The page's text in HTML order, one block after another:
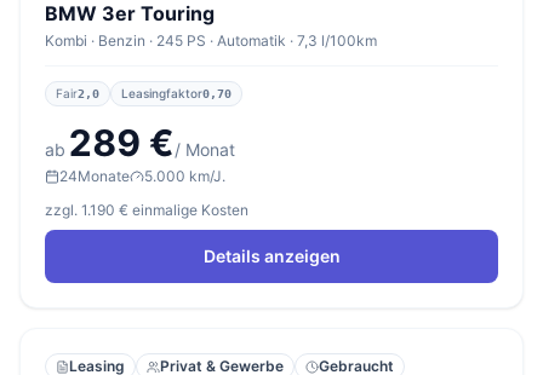
BMW 3er Touring
Kombi · Benzin · 245 PS · Automatik · 7,3 l/100km
Fair2,0 Leasingfaktor0,70
ab 289 €/ Monat
24Monate
5.000 km/J.
zzgl. 1.190 € einmalige Kosten
Details anzeigen
Leasing Privat & Gewerbe Gebraucht